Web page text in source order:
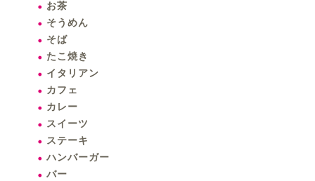
お茶
そうめん
そば
たこ焼き
イタリアン
カフェ
カレー
スイーツ
ステーキ
ハンバーガー
バー